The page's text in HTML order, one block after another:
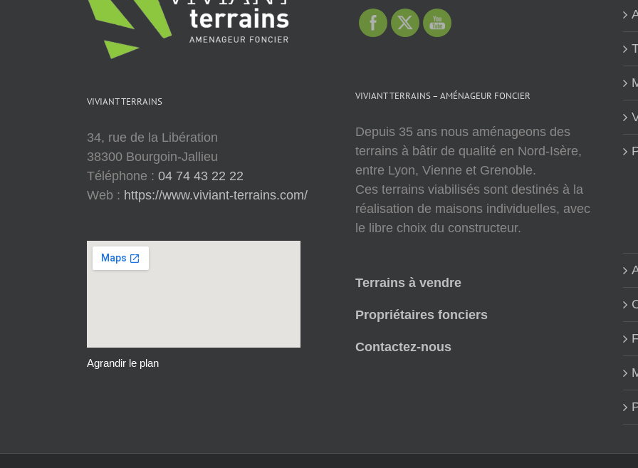
VIVIANT TERRAINS
34, rue de la Libération
38300 Bourgoin-Jallieu
Téléphone : 04 74 43 22 22
Web : https://www.viviant-terrains.com/
Agrandir le plan
VIVIANT TERRAINS – AMÉNAGEUR FONCIER
Depuis 35 ans nous aménageons des
terrains à bâtir de qualité en Nord-Isère,
entre Lyon, Vienne et Grenoble.
Ces terrains viabilisés sont destinés à la
réalisation de maisons individuelles, avec
le libre choix du constructeur.
Terrains à vendre
Propriétaires fonciers
Contactez-nous